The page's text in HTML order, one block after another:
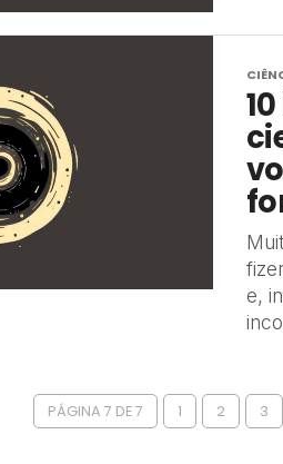
e,
PÁGINA 7 DE 7 1 2 3